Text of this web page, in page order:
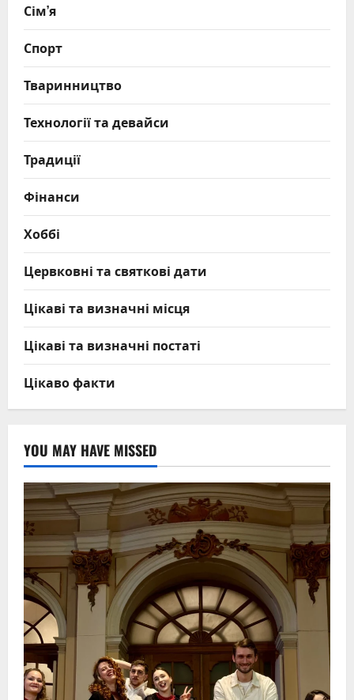
Сім’я
Спорт
Тваринництво
Технології та девайси
Традиції
Фінанси
Хоббі
Цервковні та святкові дати
Цікаві та визначні місця
Цікаві та визначні постаті
Цікаво факти
YOU MAY HAVE MISSED